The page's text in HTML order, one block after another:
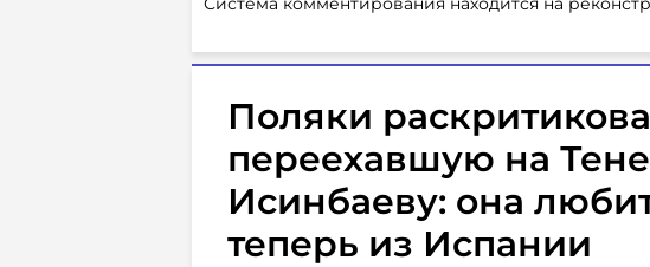
Поляки
переехавшую на
Исинбаеву: она
теперь из Испании